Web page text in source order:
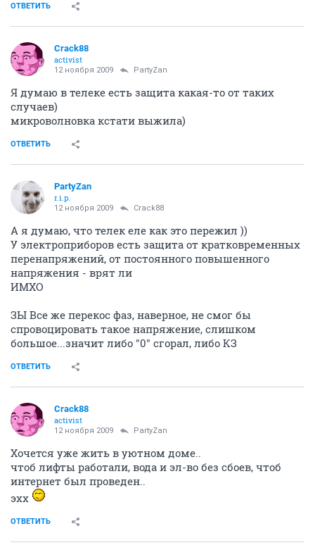
ОТВЕТИТЬ
Crack88
activist
12 ноября 2009 PartyZan
Я думаю в телеке есть защита какая-то от таких
случаев)
микроволновка кстати выжила)
ОТВЕТИТЬ
PartyZan
r.i.p.
12 ноября 2009 Crack88
А я думаю, что телек еле как это пережил ))
У электроприборов есть защита от кратковременных
перенапряжений, от постоянного повышенного
напряжения - врят ли
ИМХО
ЗЫ Все же перекос фаз, наверное, не смог бы
спровоцировать такое напряжение, слишком
большое...значит либо "0" сгорал, либо КЗ
ОТВЕТИТЬ
Crack88
activist
12 ноября 2009 PartyZan
Хочется уже жить в уютном доме..
чтоб лифты работали, вода и эл-во без сбоев, чтоб
интернет был проведен..
эхх
ОТВЕТИТЬ